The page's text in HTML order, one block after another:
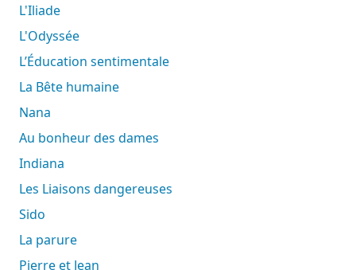
L'Iliade
L'Odyssée
L’Éducation sentimentale
La Bête humaine
Nana
Au bonheur des dames
Indiana
Les Liaisons dangereuses
Sido
La parure
Pierre et Jean